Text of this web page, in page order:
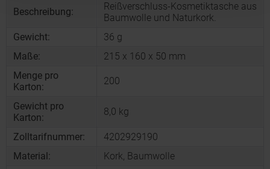
Beschreibung:
Reißverschluss-Kosmetiktasche aus
Baumwolle und Naturkork.
Gewicht:
36 g
Maße:
215 x 160 x 50 mm
Menge pro
Karton:
200
Gewicht pro
Karton:
8,0 kg
Zolltarifnummer:
4202929190
Material:
Kork, Baumwolle